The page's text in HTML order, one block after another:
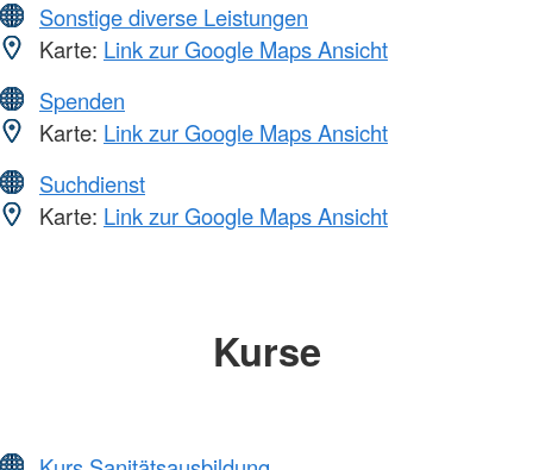
Sonstige diverse Leistungen
Karte: Link zur Google Maps Ansicht
Spenden
Karte: Link zur Google Maps Ansicht
Suchdienst
Karte: Link zur Google Maps Ansicht
Kurse